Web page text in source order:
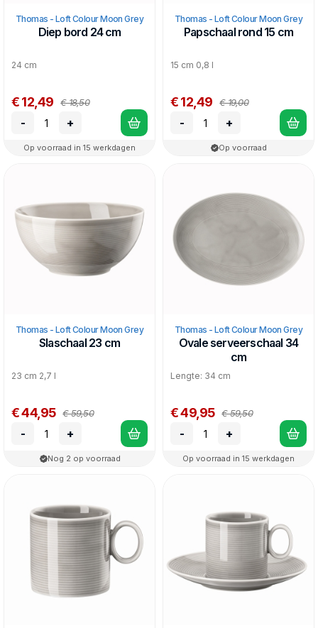
Thomas - Loft Colour Moon Grey
Diep bord 24 cm
24 cm
€ 12,49 € 18,50
- +
Op voorraad in 15 werkdagen
Thomas - Loft Colour Moon Grey
Papschaal rond 15 cm
15 cm 0,8 l
€ 12,49 € 19,00
- +
Op voorraad
Thomas - Loft Colour Moon Grey
Slaschaal 23 cm
23 cm 2,7 l
€ 44,95 € 59,50
- +
Nog 2 op voorraad
Thomas - Loft Colour Moon Grey
Ovale serveerschaal 34
cm
Lengte: 34 cm
€ 49,95 € 59,50
- +
Op voorraad in 15 werkdagen